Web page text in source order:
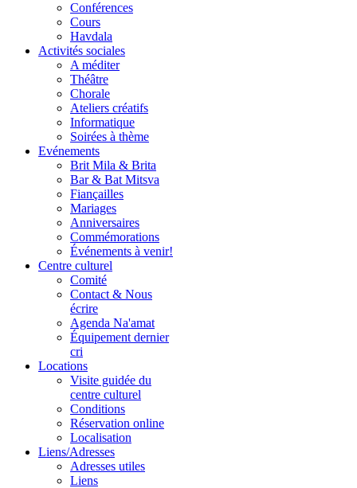
Conférences
Cours
Havdala
Activités sociales
A méditer
Théâtre
Chorale
Ateliers créatifs
Informatique
Soirées à thème
Evénements
Brit Mila & Brita
Bar & Bat Mitsva
Fiançailles
Mariages
Anniversaires
Commémorations
Événements à venir!
Centre culturel
Comité
Contact & Nous
écrire
Agenda Na'amat
Équipement dernier
cri
Locations
Visite guidée du
centre culturel
Conditions
Réservation online
Localisation
Liens/Adresses
Adresses utiles
Liens